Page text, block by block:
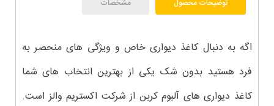
توضیحات محصول مشخصات
اگه به دنبال کاغذ دیواری خاص و ویژگی های منحصر به
فرد هستید بدون شک یکی از بهترین انتخاب های شما
کاغذ دیواری های آلبوم کربن از شرکت اکستریم والز است.